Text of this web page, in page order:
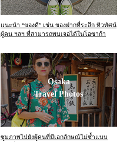
แนะนำ “ของดี” เช่น ของฝากที่ระลึก ทิวทัศน์
ผู้คน ฯลฯ ที่สามารถพบเจอได้ในโอซาก้า
Osaka
Travel Photos
ซูมภาพไปยังผู้คนที่มีเอกลักษณ์ไม่ซ้ำแบบ